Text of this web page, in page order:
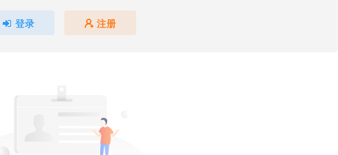
登录 注册